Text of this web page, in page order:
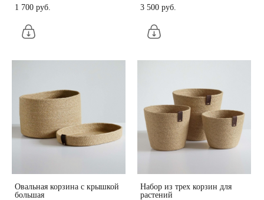
1 700 pуб.
3 500 pуб.
Овальная корзина с крышкой
большая
Набор из трех корзин для
растений